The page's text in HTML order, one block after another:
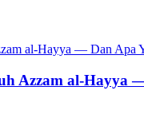
Azzam al-Hayya